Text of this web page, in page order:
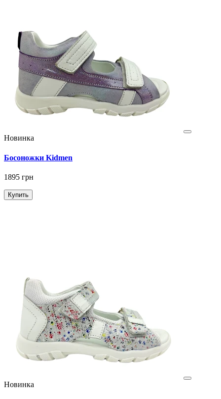
Новинка
Босоножки Kidmen
1895 грн
Купить
Новинка